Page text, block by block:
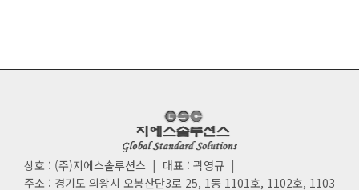
상호 : (주)지에스솔루션스 | 대표 : 곽영규 |
주소 : 경기도 의왕시 오봉산단3로 25, 1동 1101호, 1102호, 1103